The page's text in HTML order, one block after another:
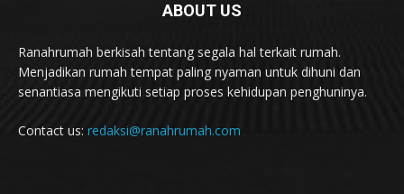
ABOUT US
Ranahrumah berkisah tentang segala hal terkait rumah.
Menjadikan rumah tempat paling nyaman untuk dihuni dan
senantiasa mengikuti setiap proses kehidupan penghuninya.
Contact us: redaksi@ranahrumah.com